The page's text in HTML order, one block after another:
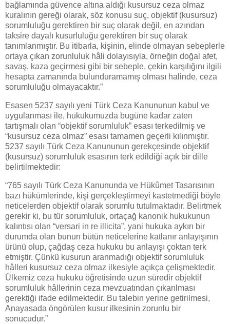
bağlamında güvence altına aldığı kusursuz ceza olmaz
kuralının gereği olarak, söz konusu suç, objektif (kusursuz)
sorumluluğu gerektiren bir suç olarak değil, en azından
taksire dayalı kusurluluğu gerektiren bir suç olarak
tanımlanmıştır. Bu itibarla, kişinin, elinde olmayan sebeplerle
ortaya çıkan zorunluluk hâli dolayısıyla, örneğin doğal afet,
savaş, kaza geçirmesi gibi bir sebeple, çekin karşılığını ilgili
hesapta zamanında bulunduramamış olması halinde, ceza
sorumluluğu olmayacaktır.”
Esasen 5237 sayılı yeni Türk Ceza Kanununun kabul ve
uygulanması ile, hukukumuzda bugüne kadar zaten
tartışmalı olan “objektif sorumluluk” esası terkedilmiş ve
“kusursuz ceza olmaz” esası tamamen geçerli kılınmıştır.
5237 sayılı Türk Ceza Kanununun gerekçesinde objektif
(kusursuz) sorumluluk esasının terk edildiği açık bir dille
belirtilmektedir:
“765 sayılı Türk Ceza Kanununda ve Hükûmet Tasarısının
bazı hükümlerinde, kişi gerçek­leştirmeyi kastetmediği böyle
neticelerden objektif olarak sorumlu tutul­maktadır. Belirtmek
gerekir ki, bu tür sorumluluk, ortaçağ kanonik hukukunun
kalıntısı olan “versari in re illicita”, yani hukuka aykırı bir
durumda olan bunun bütün neticelerine katlanır anlayışının
ürünü olup, çağdaş ceza hu­kuku bu anlayışı çoktan terk
etmiştir. Çünkü kusurun aranmadığı objektif sorumluluk
hâlleri kusursuz ceza olmaz ilkesiyle açıkça çelişmektedir.
Ül­kemiz ceza hukuku öğretisinde uzun süredir objektif
sorumluluk hâllerinin ceza mevzuatından çıkarılması
gerektiği ifade edilmektedir. Bu talebin ye­rine getirilmesi,
Anayasada öngörülen kusur ilkesinin zorunlu bir
sonucudur.”